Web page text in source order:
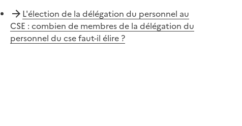
L'élection de la délégation du personnel au
CSE : combien de membres de la délégation du
personnel du cse faut-il élire ?